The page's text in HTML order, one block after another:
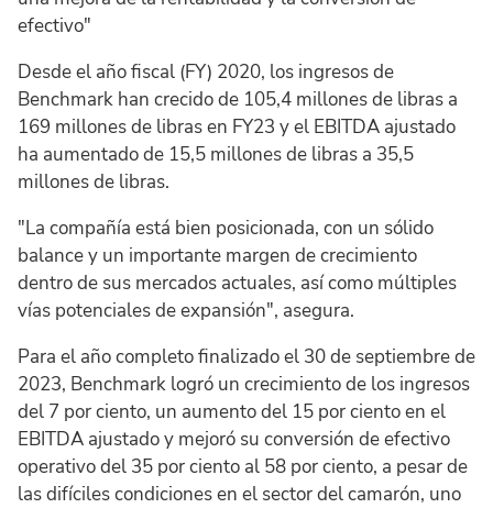
efectivo"
Desde el año fiscal (FY) 2020, los ingresos de
Benchmark han crecido de 105,4 millones de libras a
169 millones de libras en FY23 y el EBITDA ajustado
ha aumentado de 15,5 millones de libras a 35,5
millones de libras.
"La compañía está bien posicionada, con un sólido
balance y un importante margen de crecimiento
dentro de sus mercados actuales, así como múltiples
vías potenciales de expansión", asegura.
Para el año completo finalizado el 30 de septiembre de
2023, Benchmark logró un crecimiento de los ingresos
del 7 por ciento, un aumento del 15 por ciento en el
EBITDA ajustado y mejoró su conversión de efectivo
operativo del 35 por ciento al 58 por ciento, a pesar de
las difíciles condiciones en el sector del camarón, uno